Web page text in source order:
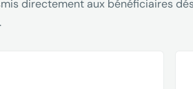
directement aux bénéficiaires